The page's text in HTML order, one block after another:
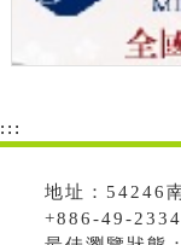
:::
地址：54246
+886-49-